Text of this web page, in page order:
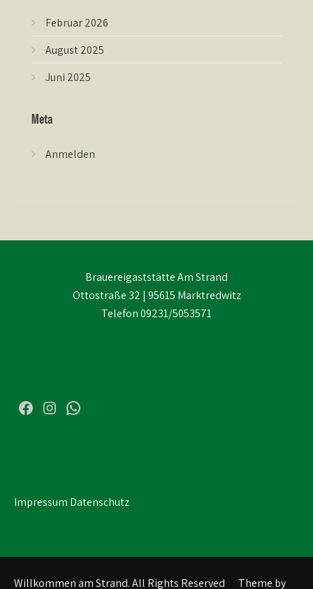
Februar 2026
August 2025
Juni 2025
Meta
Anmelden
Brauereigaststätte Am Strand
Ottostraße 32 | 95615 Marktredwitz
Telefon 09231/5053571
Facebook
Instagram
WhatsApp
Impressum Datenschutz
Willkommen am Strand. All Rights Reserved Theme by